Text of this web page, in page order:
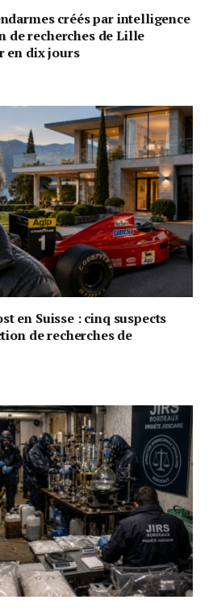
créés par intelligence
de recherches de Lille
en dix jours
en Suisse : cinq suspects
de recherches de